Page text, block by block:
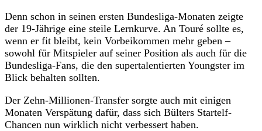
Denn schon in seinen ersten Bundesliga-Monaten zeigte
der 19-Jährige eine steile Lernkurve. An Touré sollte es,
wenn er fit bleibt, kein Vorbeikommen mehr geben –
sowohl für Mitspieler auf seiner Position als auch für die
Bundesliga-Fans, die den supertalentierten Youngster im
Blick behalten sollten.
Der Zehn-Millionen-Transfer sorgte auch mit einigen
Monaten Verspätung dafür, dass sich Bülters Startelf-
Chancen nun wirklich nicht verbessert haben.